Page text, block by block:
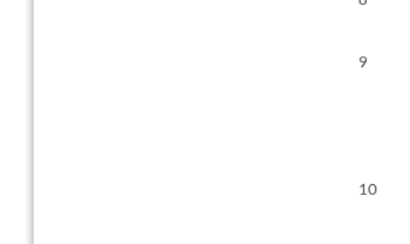
9
10